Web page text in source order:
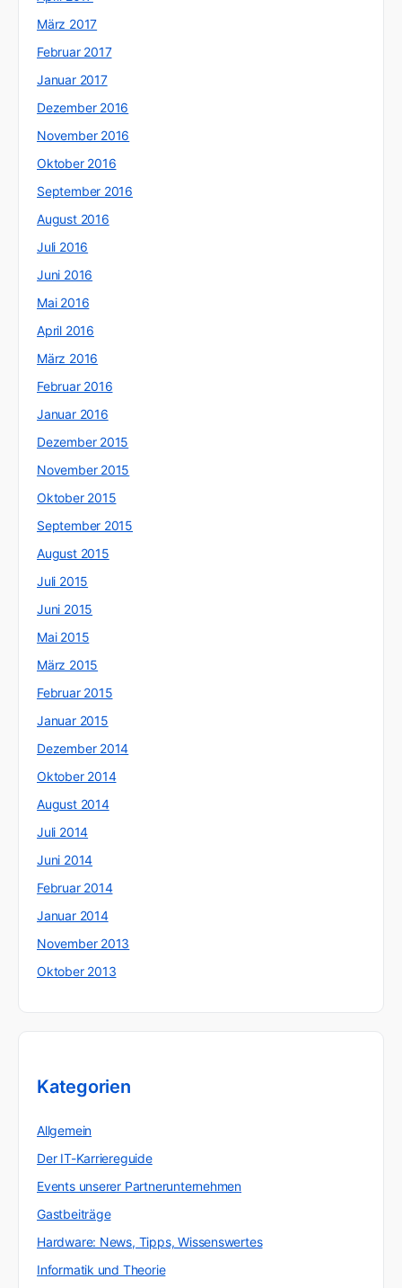
März 2017
Februar 2017
Januar 2017
Dezember 2016
November 2016
Oktober 2016
September 2016
August 2016
Juli 2016
Juni 2016
Mai 2016
April 2016
März 2016
Februar 2016
Januar 2016
Dezember 2015
November 2015
Oktober 2015
September 2015
August 2015
Juli 2015
Juni 2015
Mai 2015
März 2015
Februar 2015
Januar 2015
Dezember 2014
Oktober 2014
August 2014
Juli 2014
Juni 2014
Februar 2014
Januar 2014
November 2013
Oktober 2013
Kategorien
Allgemein
Der IT-Karriereguide
Events unserer Partnerunternehmen
Gastbeiträge
Hardware: News, Tipps, Wissenswertes
Informatik und Theorie